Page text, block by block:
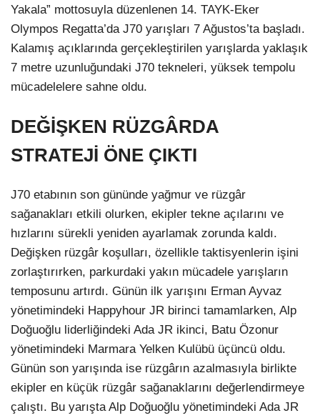
Yakala” mottosuyla düzenlenen 14. TAYK-Eker
Olympos Regatta’da J70 yarışları 7 Ağustos’ta başladı.
Kalamış açıklarında gerçekleştirilen yarışlarda yaklaşık
7 metre uzunluğundaki J70 tekneleri, yüksek tempolu
mücadelelere sahne oldu.
DEĞİŞKEN RÜZGÂRDA
STRATEJİ ÖNE ÇIKTI
J70 etabının son gününde yağmur ve rüzgâr
sağanakları etkili olurken, ekipler tekne açılarını ve
hızlarını sürekli yeniden ayarlamak zorunda kaldı.
Değişken rüzgâr koşulları, özellikle taktisyenlerin işini
zorlaştırırken, parkurdaki yakın mücadele yarışların
temposunu artırdı. Günün ilk yarışını Erman Ayvaz
yönetimindeki Happyhour JR birinci tamamlarken, Alp
Doğuoğlu liderliğindeki Ada JR ikinci, Batu Özonur
yönetimindeki Marmara Yelken Kulübü üçüncü oldu.
Günün son yarışında ise rüzgârın azalmasıyla birlikte
ekipler en küçük rüzgâr sağanaklarını değerlendirmeye
çalıştı. Bu yarışta Alp Doğuoğlu yönetimindeki Ada JR